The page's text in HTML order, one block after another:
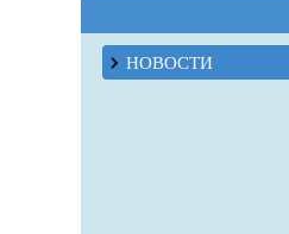
НОВОСТИ